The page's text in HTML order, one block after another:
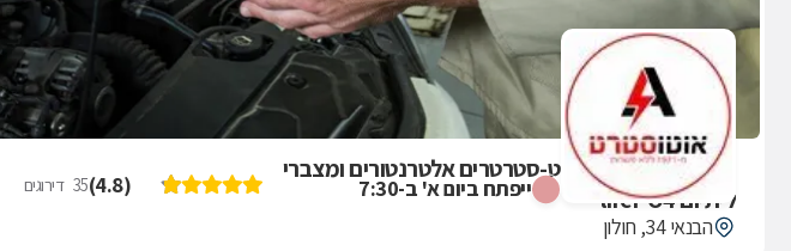
ייפתח ביום א' ב-7:30
ביקורת על אוטו סטרט-סטרטרים אלטרנטורים ומצברי
ליתיום lifePO4
(
4.8
)
35 דירוגים
הבנאי 34, חולון